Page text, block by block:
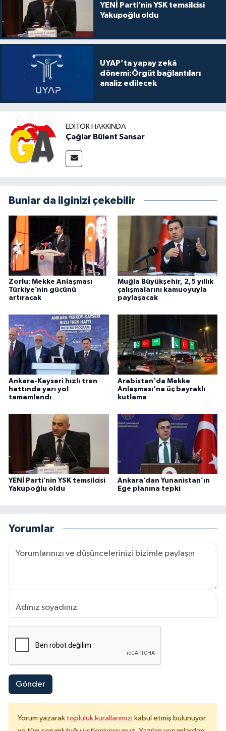
YENİ Parti’nin YSK temsilcisi
Yakupoğlu oldu
UYAP’ta yapay zekâ
dönemi:Örgüt bağlantıları
analiz edilecek
EDITÖR HAKKINDA
Çağlar Bülent Sansar
Bunlar da ilginizi çekebilir
Zorlu: Mekke Anlaşması
Türkiye’nin gücünü
artıracak
Muğla Büyükşehir, 2,5 yıllık
çalışmalarını kamuoyuyla
paylaşacak
Ankara-Kayseri hızlı tren
hattında yarı yol
tamamlandı
Arabistan'da Mekke
Anlaşması'na üç bayraklı
kutlama
YENİ Parti’nin YSK temsilcisi
Yakupoğlu oldu
Ankara’dan Yunanistan’ın
Ege planına tepki
Yorumlar
Gönder
Yorum yazarak topluluk kurallarımızı kabul etmiş bulunuyor